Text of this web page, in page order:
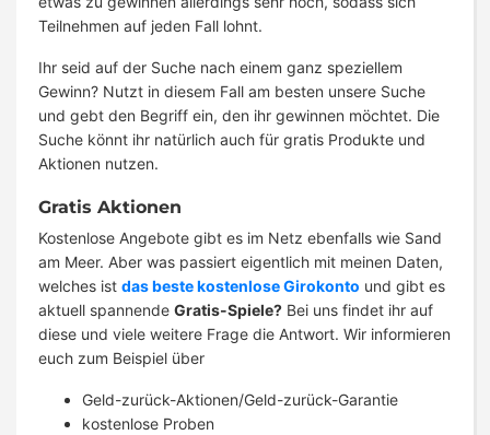
Teilnehmen auf jeden Fall lohnt.
Ihr seid auf der Suche nach einem ganz speziellem
Gewinn? Nutzt in diesem Fall am besten unsere Suche
und gebt den Begriff ein, den ihr gewinnen möchtet. Die
Suche könnt ihr natürlich auch für gratis Produkte und
Aktionen nutzen.
Gratis Aktionen
Kostenlose Angebote gibt es im Netz ebenfalls wie Sand
am Meer. Aber was passiert eigentlich mit meinen Daten,
welches ist das beste kostenlose Girokonto und gibt es
aktuell spannende Gratis-Spiele? Bei uns findet ihr auf
diese und viele weitere Frage die Antwort. Wir informieren
euch zum Beispiel über
Geld-zurück-Aktionen/Geld-zurück-Garantie
kostenlose Proben